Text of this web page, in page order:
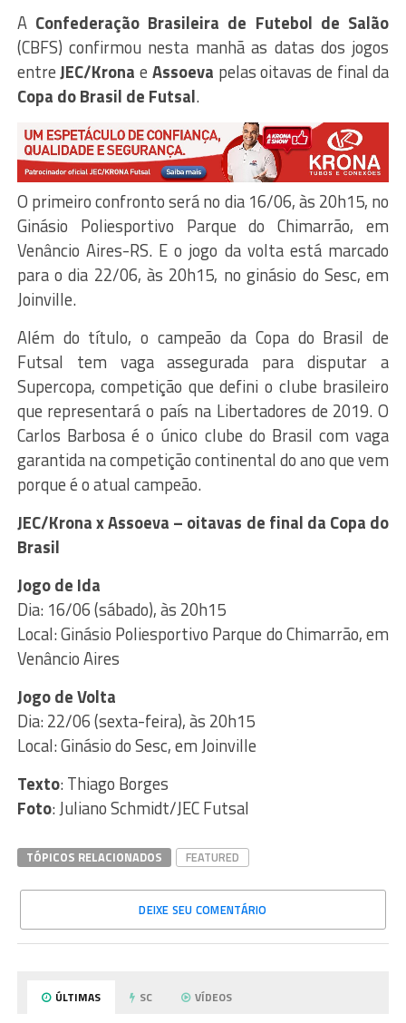
A Confederação Brasileira de Futebol de Salão
(CBFS) confirmou nesta manhã as datas dos jogos
entreJEC/Krona e Assoeva pelas oitavas de final da
Copa do Brasil de Futsal.
O primeiro confronto será no dia 16/06, às 20h15, no
Ginásio Poliesportivo Parque do Chimarrão, em
Venâncio Aires-RS. E o jogo da volta está marcado
para o dia 22/06, às 20h15, no ginásio do Sesc, em
Joinville.
Além do título, o campeão da Copa do Brasil de
Futsal tem vaga assegurada para disputar a
Supercopa, competição que defini o clube brasileiro
que representará o país na Libertadores de 2019. O
Carlos Barbosa é o único clube do Brasil com vaga
garantida na competição continental do ano que vem
porque é o atual campeão.
JEC/Krona x Assoeva – oitavas de final da Copa do
Brasil
Jogo de Ida
Dia: 16/06 (sábado), às 20h15
Local: Ginásio Poliesportivo Parque do Chimarrão, em
Venâncio Aires
Jogo de Volta
Dia: 22/06 (sexta-feira), às 20h15
Local: Ginásio do Sesc, em Joinville
Texto: Thiago Borges
Foto: Juliano Schmidt/JEC Futsal
TÓPICOS RELACIONADOS FEATURED
DEIXE SEU COMENTÁRIO
ÚLTIMAS SC VÍDEOS